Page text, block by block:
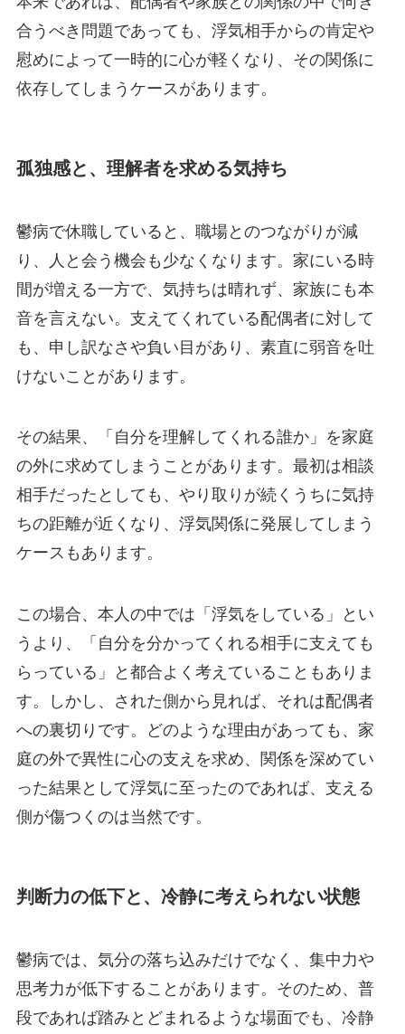
合うべき問題であっても、浮気相手からの肯定や
慰めによって一時的に心が軽くなり、その関係に
依存してしまうケースがあります。
孤独感と、理解者を求める気持ち
鬱病で休職していると、職場とのつながりが減
り、人と会う機会も少なくなります。家にいる時
間が増える一方で、気持ちは晴れず、家族にも本
音を言えない。支えてくれている配偶者に対して
も、申し訳なさや負い目があり、素直に弱音を吐
けないことがあります。
その結果、「自分を理解してくれる誰か」を家庭
の外に求めてしまうことがあります。最初は相談
相手だったとしても、やり取りが続くうちに気持
ちの距離が近くなり、浮気関係に発展してしまう
ケースもあります。
この場合、本人の中では「浮気をしている」とい
うより、「自分を分かってくれる相手に支えても
らっている」と都合よく考えていることもありま
す。しかし、された側から見れば、それは配偶者
への裏切りです。どのような理由があっても、家
庭の外で異性に心の支えを求め、関係を深めてい
った結果として浮気に至ったのであれば、支える
側が傷つくのは当然です。
判断力の低下と、冷静に考えられない状態
鬱病では、気分の落ち込みだけでなく、集中力や
思考力が低下することがあります。そのため、普
段であれば踏みとどまれるような場面でも、冷静